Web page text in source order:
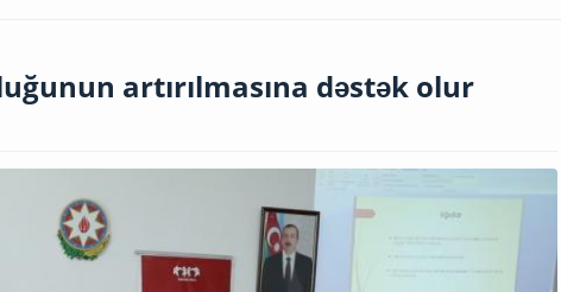
artırılmasına dəstək olur